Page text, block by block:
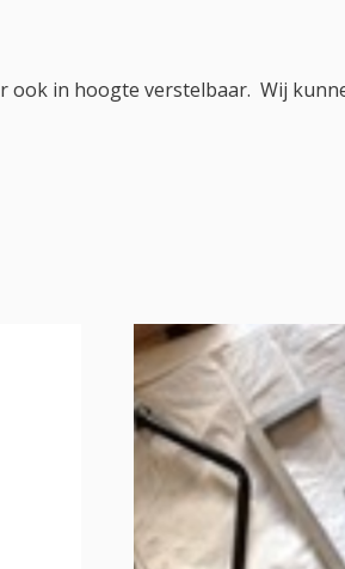
in hoogte verstelbaar. Wij